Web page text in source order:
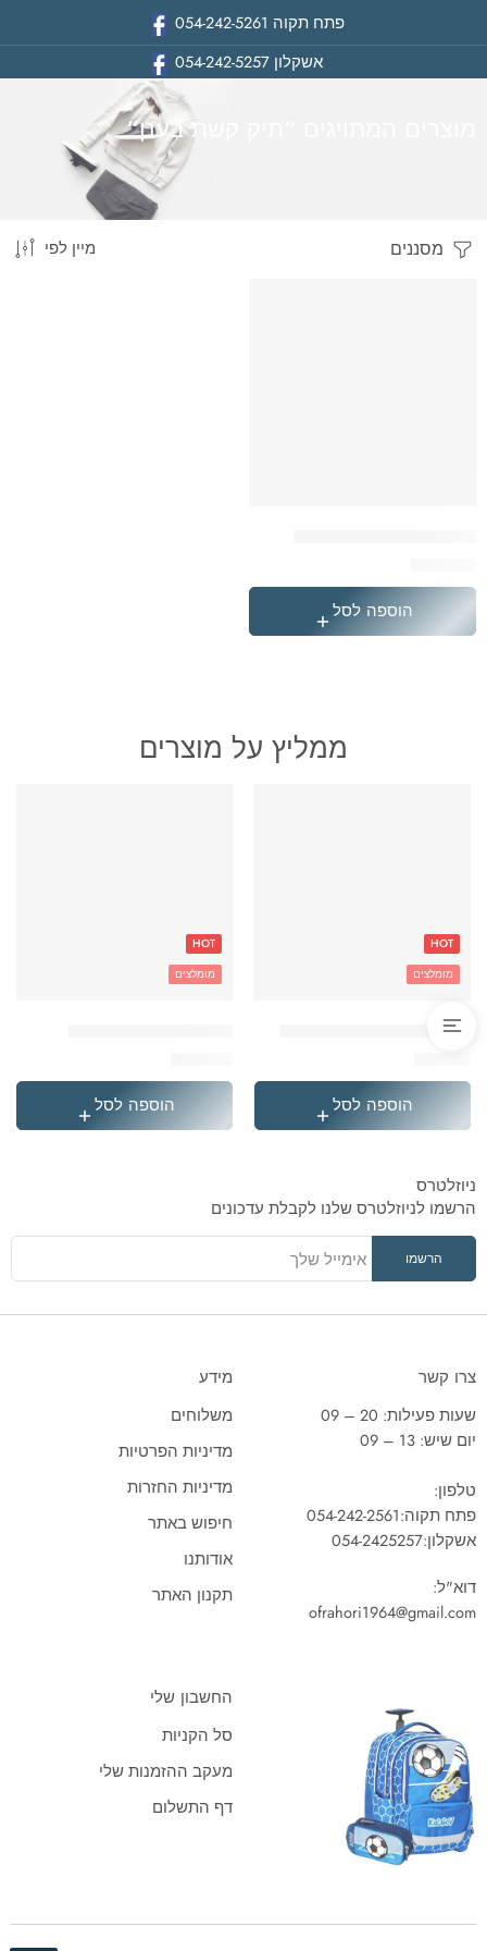
פתח תקוה 054-242-5261
אשקלון054-242-5257
מוצרים המתויגים “תיק קשת בענן”
ביתמסננים מיין לפי
הוספה לסל
ממליץ על מוצרים
'בקבוק תרמי נירוסטה סטיץ
HOT
מומלצים
הוספה לסל
HOT
מומלצים
הוספה לסל
ניוזלטרס
הרשמו לניוזלטרס שלנו לקבלת עדכונים
צרו קשר
שעות פעילות: 20 – 09
יום שיש: 13 – 09
טלפון:
פתח תקוה:054-242-2561
אשקלון:054-2425257
דוא"ל:
ofrahori1964@gmail.com
מידע
משלוחים
מדיניות הפרטיות
מדיניות החזרות
חיפוש באתר
אודותנו
תקנון האתר
החשבון שלי
סל הקניות
מעקב ההזמנות שלי
דף התשלום